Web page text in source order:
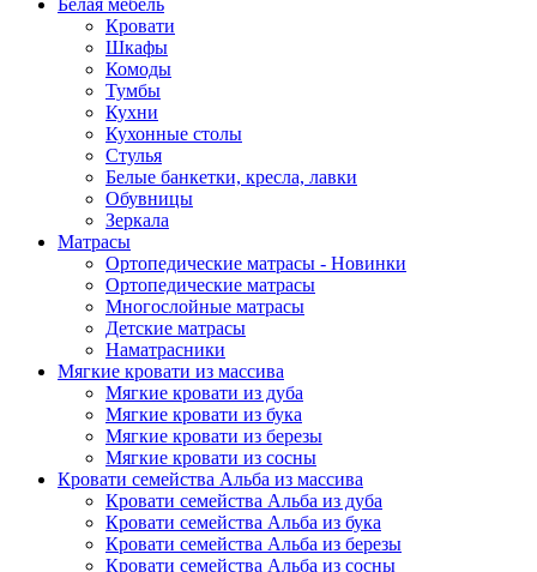
Белая мебель
Кровати
Шкафы
Комоды
Тумбы
Кухни
Кухонные столы
Стулья
Белые банкетки, кресла, лавки
Обувницы
Зеркала
Матрасы
Ортопедические матрасы - Новинки
Ортопедические матрасы
Многослойные матрасы
Детские матрасы
Наматрасники
Мягкие кровати из массива
Мягкие кровати из дуба
Мягкие кровати из бука
Мягкие кровати из березы
Мягкие кровати из сосны
Кровати семейства Альба из массива
Кровати семейства Альба из дуба
Кровати семейства Альба из бука
Кровати семейства Альба из березы
Кровати семейства Альба из сосны